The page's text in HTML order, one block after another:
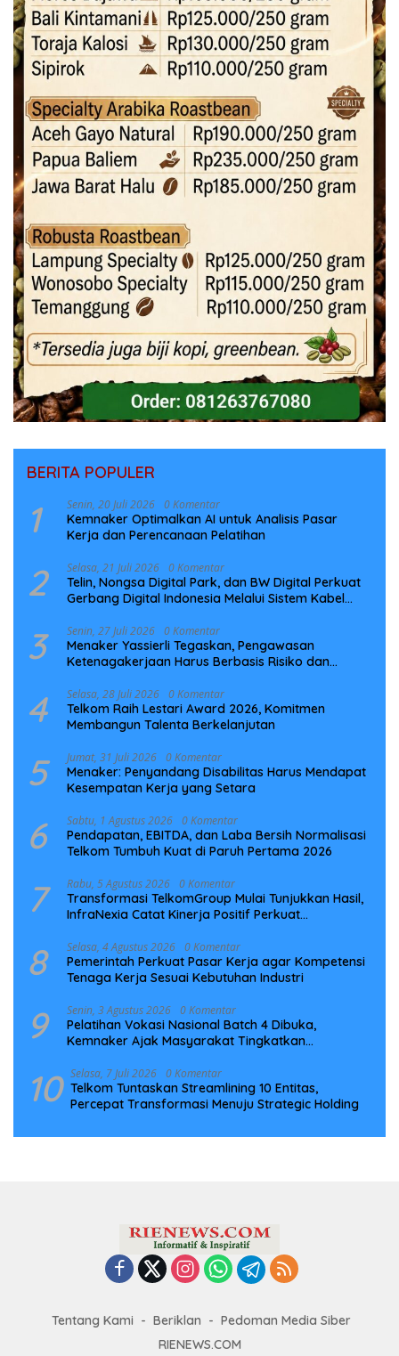
BERITA POPULER
1 Senin, 20 Juli 2026 0 Komentar
Kemnaker Optimalkan AI untuk Analisis Pasar
Kerja dan Perencanaan Pelatihan
2 Selasa, 21 Juli 2026 0 Komentar
Telin, Nongsa Digital Park, dan BW Digital Perkuat
Gerbang Digital Indonesia Melalui Sistem Kabel
3 Senin, 27 Juli 2026 0 Komentar
Menaker Yassierli Tegaskan, Pengawasan
Ketenagakerjaan Harus Berbasis Risiko dan
4 Selasa, 28 Juli 2026 0 Komentar
Telkom Raih Lestari Award 2026, Komitmen
Membangun Talenta Berkelanjutan
5 Jumat, 31 Juli 2026 0 Komentar
Menaker: Penyandang Disabilitas Harus Mendapat
Kesempatan Kerja yang Setara
6 Sabtu, 1 Agustus 2026 0 Komentar
Pendapatan, EBITDA, dan Laba Bersih Normalisasi
Telkom Tumbuh Kuat di Paruh Pertama 2026
7 Rabu, 5 Agustus 2026 0 Komentar
Transformasi TelkomGroup Mulai Tunjukkan Hasil,
InfraNexia Catat Kinerja Positif Perkuat
8 Selasa, 4 Agustus 2026 0 Komentar
Pemerintah Perkuat Pasar Kerja agar Kompetensi
Tenaga Kerja Sesuai Kebutuhan Industri
9 Senin, 3 Agustus 2026 0 Komentar
Pelatihan Vokasi Nasional Batch 4 Dibuka,
Kemnaker Ajak Masyarakat Tingkatkan
10 Selasa, 7 Juli 2026 0 Komentar
Telkom Tuntaskan Streamlining 10 Entitas,
Percepat Transformasi Menuju Strategic Holding
Tentang Kami Beriklan
Pedoman Media Siber
RIENEWS.COM